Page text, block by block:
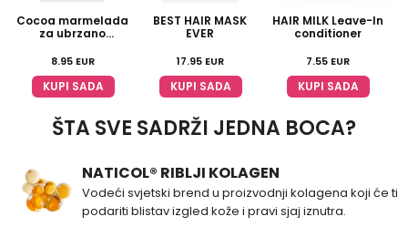
Cocoa marmelada
za ubrzano
8.95 EUR
KUPI SADA
BEST HAIR MASK
EVER
17.95 EUR
KUPI SADA
HAIR MILK Leave-In
conditioner
7.55 EUR
KUPI SADA
ŠTA SVE SADRŽI JEDNA BOCA?
NATICOL® RIBLJI KOLAGEN
Vodeći svjetski brend u proizvodnji kolagena koji će ti
podariti blistav izgled kože i pravi sjaj iznutra.